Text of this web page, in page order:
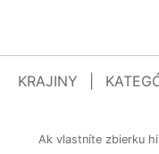
KRAJINY
Ak vlastníte zbierku